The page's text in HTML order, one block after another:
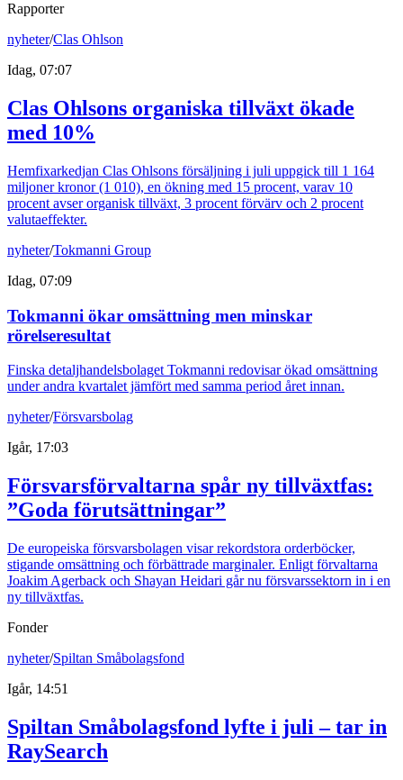
Rapporter
nyheter/Clas Ohlson
Idag, 07:07
Clas Ohlsons organiska tillväxt ökade
med 10%
Hemfixarkedjan Clas Ohlsons försäljning i juli uppgick till 1 164
miljoner kronor (1 010), en ökning med 15 procent, varav 10
procent avser organisk tillväxt, 3 procent förvärv och 2 procent
valutaeffekter.
nyheter/Tokmanni Group
Idag, 07:09
Tokmanni ökar omsättning men minskar
rörelseresultat
Finska detaljhandelsbolaget Tokmanni redovisar ökad omsättning
under andra kvartalet jämfört med samma period året innan.
nyheter/Försvarsbolag
Igår, 17:03
Försvarsförvaltarna spår ny tillväxtfas:
”Goda förutsättningar”
De europeiska försvarsbolagen visar rekordstora orderböcker,
stigande omsättning och förbättrade marginaler. Enligt förvaltarna
Joakim Agerback och Shayan Heidari går nu försvarssektorn in i en
ny tillväxtfas.
Fonder
nyheter/Spiltan Småbolagsfond
Igår, 14:51
Spiltan Småbolagsfond lyfte i juli – tar in
RaySearch